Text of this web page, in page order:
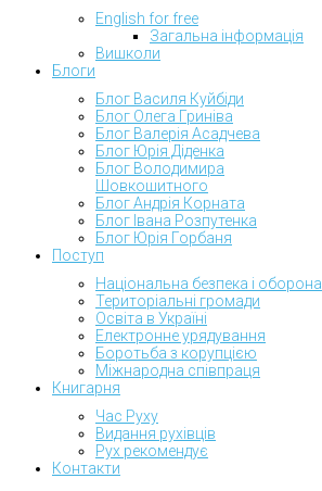
English for free
Загальна інформація
Вишколи
Блоги
Блог Василя Куйбіди
Блог Олега Гриніва
Блог Валерія Асадчева
Блог Юрія Діденка
Блог Володимира
Шовкошитного
Блог Андрія Корната
Блог Івана Розпутенка
Блог Юрія Горбаня
Поступ
Національна безпека і оборона
Територіальні громади
Освіта в Україні
Електронне урядування
Боротьба з корупцією
Міжнародна співпраця
Книгарня
Час Руху
Видання рухівців
Рух рекомендує
Контакти